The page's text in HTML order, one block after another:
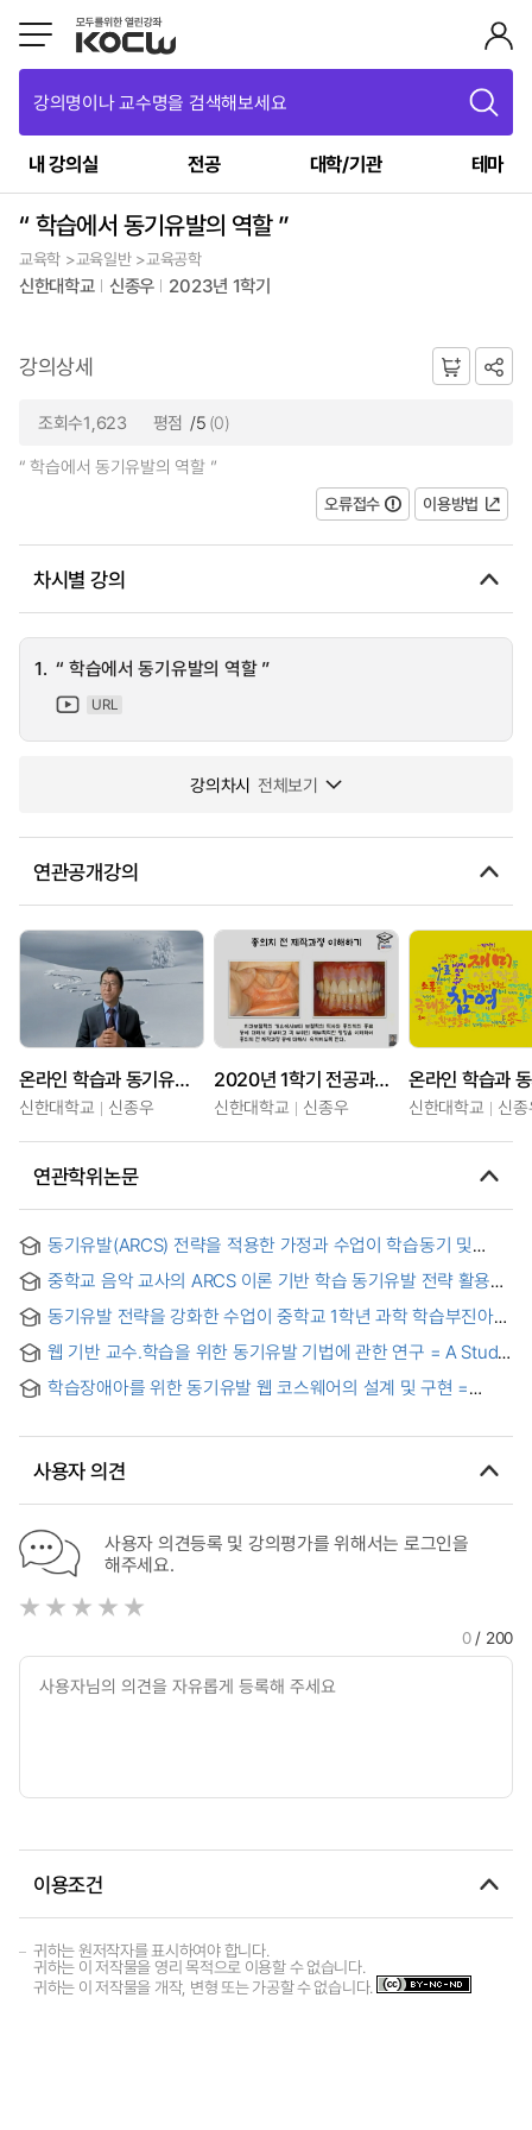
강의명이나 교수명을 검색해보세요
내 강의실 전공 대학/기관 테마
“ 학습에서 동기유발의 역할 ”
교육학 >교육일반 >교육공학
신한대학교 신종우 2023년 1학기
강의상세
조회수1,623 평점 /5 (0)
“ 학습에서 동기유발의 역할 ”
오류접수
이용방법
차시별 강의
1. “ 학습에서 동기유발의 역할 ”
URL
강의차시 전체보기
연관공개강의
온라인 학습과 동기유발, 수업운영 사례 교수법
신한대학교 신종우
2020년 1학기 전공과목 학습을 위한 동기유발
신한대학교 신종우
온라인 학습과
신한대학교 신
연관학위논문
동기유발(ARCS) 전략을 적용한 가정과 수업이 학습동기 및
교과에 대한 태도에 미치는 효과 = (The) Effects of home
economics instruction using motivation(ARCS) strategy on
the learning motivation and academic attitude toward the
subjects
중학교 음악 교사의 ARCS 이론 기반 학습 동기유발 전략 활용
실태 및 인식 조사 : 수업설계와 실천을 중심으로
동기유발 전략을 강화한 수업이 중학교 1학년 과학 학습부진아의
학습동기와 학업성취도에 미치는 영향 = Effect of Motivational
Instruction on Science Underachievers' Learning
Motivation and Science Achievement of the 7th Grade
Students
웹 기반 교수.학습을 위한 동기유발 기법에 관한 연구 = A Study
on motive-supporting technique for web-based teaching-
learning
학습장애아를 위한 동기유발 웹 코스웨어의 설계 및 구현 =
learning motivation for the learning disabilities
사용자 의견
사용자 의견등록 및 강의평가를 위해서는 로그인을
해주세요.
0/ 200
이용조건
귀하는 원저작자를 표시하여야 합니다.
귀하는 이 저작물을 영리 목적으로 이용할 수 없습니다.
귀하는 이 저작물을 개작, 변형 또는 가공할 수 없습니다.